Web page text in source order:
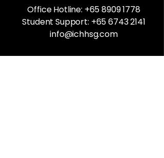
Office Hotline: +65 8909 1778
Student Support: +65 6743 2141
info@ichhsg.com